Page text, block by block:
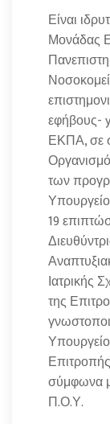
Είναι
Μονάδας
εφήβους-
ΕΚΠΑ, σε
των
19
Ιατρικής
της
σύμφωνα
Π.Ο.Υ.